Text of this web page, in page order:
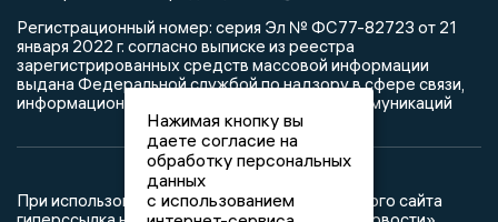
Регистрационный номер: серия Эл № ФС77-82723 от 21
января 2022 г. согласно выписке из реестра
зарегистрированных средств массовой информации
выдана Федеральной службой по надзору в сфере связи,
информационных технологий и массовых коммуникаций
При использовании любого материала с данного сайта
Нажимая кнопку вы
даете согласие на
обработку персональных
данных
с использованием